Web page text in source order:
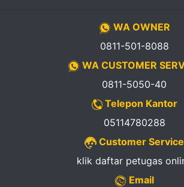
WA OWNER
0811-501-8088
WA CUSTOMER
0811-5050-40
Telepon Kantor
05114780288
Customer Service
klik daftar petugas
Email